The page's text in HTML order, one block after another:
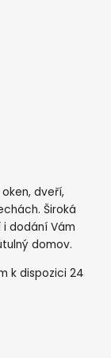
dveří,
Široká
dodání Vám
domov.
k dispozici 24